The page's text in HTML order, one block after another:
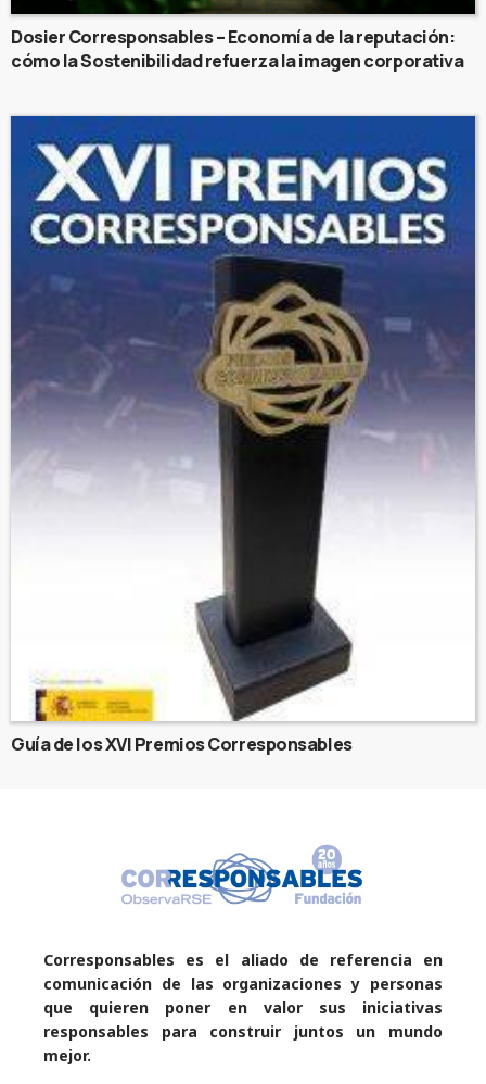
Dosier Corresponsables – Economía de la reputación:
cómo la Sostenibilidad refuerza la imagen corporativa
Guía de los XVI Premios Corresponsables
Corresponsables es el aliado de referencia en
comunicación de las organizaciones y personas
que quieren poner en valor sus iniciativas
responsables para construir juntos un mundo
mejor.